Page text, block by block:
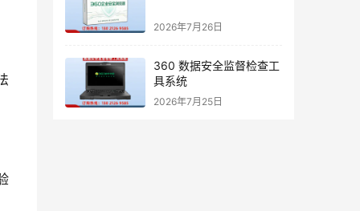
2026年7月26日
360 数据安全监督检查工
具系统
2026年7月25日